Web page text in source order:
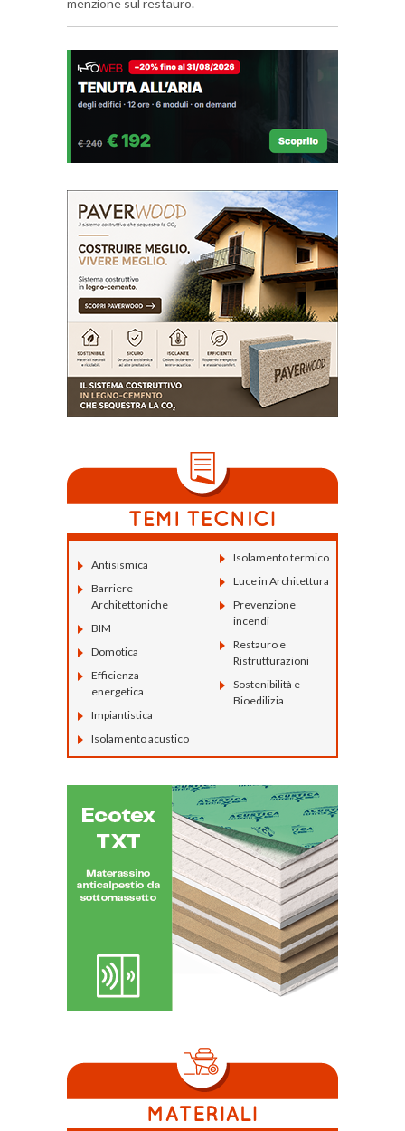
Antisismica
Barriere
Architettoniche
BIM
Domotica
Efficienza
energetica
Impiantistica
Isolamento acustico
Isolamento termico
Luce in Architettura
Prevenzione
incendi
Restauro e
Ristrutturazioni
Sostenibilità e
Bioedilizia